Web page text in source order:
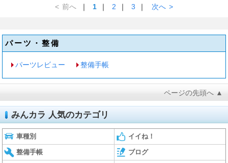
< 前へ ｜ 1 ｜ 2 ｜ 3 ｜ 次へ >
パーツ・整備
パーツレビュー 整備手帳
ページの先頭へ ▲
みんカラ 人気のカテゴリ
車種別 イイね！
整備手帳 ブログ